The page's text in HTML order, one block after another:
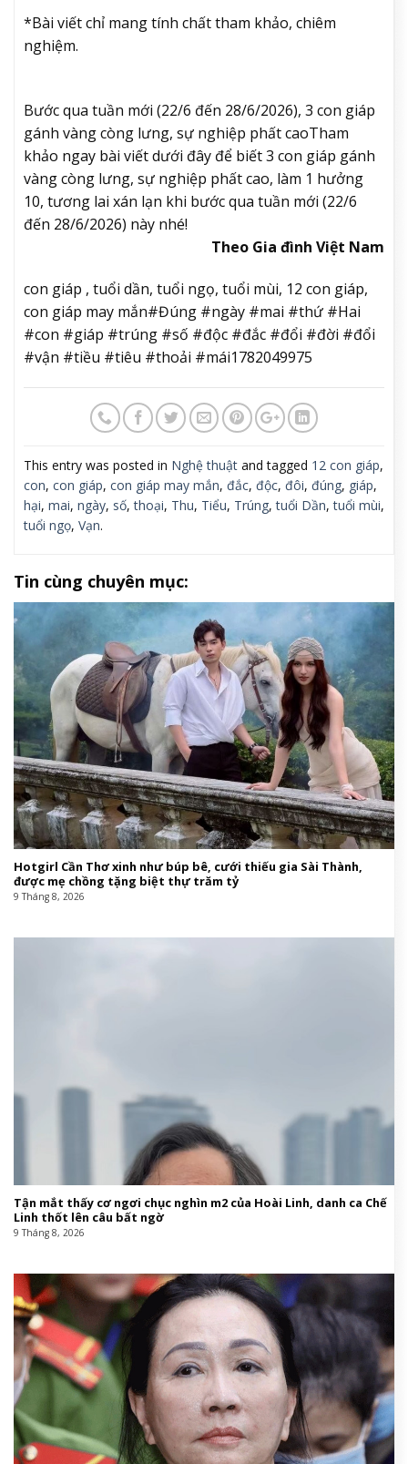
*Bài viết chỉ mang tính chất tham khảo, chiêm
nghiệm.
Bước qua tuần mới (22/6 đến 28/6/2026), 3 con giáp
gánh vàng còng lưng, sự nghiệp phất caoTham
khảo ngay bài viết dưới đây để biết 3 con giáp gánh
vàng còng lưng, sự nghiệp phất cao, làm 1 hưởng
10, tương lai xán lạn khi bước qua tuần mới (22/6
đến 28/6/2026) này nhé!
Theo Gia đình Việt Nam
con giáp , tuổi dần, tuổi ngọ, tuổi mùi, 12 con giáp,
con giáp may mắn#Đúng #ngày #mai #thứ #Hai
#con #giáp #trúng #số #độc #đắc #đổi #đời #đổi
#vận #tiều #tiêu #thoải #mái1782049975
This entry was posted in Nghệ thuật and tagged 12 con giáp,
con, con giáp, con giáp may mắn, đắc, độc, đôi, đúng, giáp,
hại, mai, ngày, số,thoại, Thu, Tiểu, Trúng,tuổi Dần,tuổi mùi,
tuổi ngọ, Vạn.
Tin cùng chuyên mục:
Hotgirl Cần Thơ xinh như búp bê, cưới thiếu gia Sài Thành,
được mẹ chồng tặng biệt thự trăm tỷ
9 Tháng 8, 2026
Tận mắt thấy cơ ngơi chục nghìn m2 của Hoài Linh, danh ca Chế
Linh thốt lên câu bất ngờ
9 Tháng 8, 2026